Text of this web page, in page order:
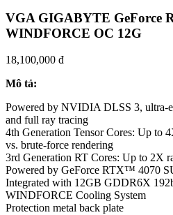
VGA GIGABYTE GeForce
WINDFORCE OC 12G
18,100,000 đ
Mô tả:
Powered by NVIDIA DLSS 3, ultra-
and full ray tracing
4th Generation Tensor Cores: Up to
vs. brute-force rendering
3rd Generation RT Cores: Up to 2X
Powered by GeForce RTX™ 4070
Integrated with 12GB GDDR6X
WINDFORCE Cooling System
Protection metal back plate